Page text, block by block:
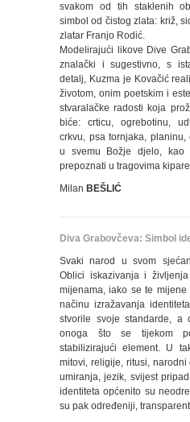
svakom od tih staklenih
simbol od čistog zlata: križ,
zlatar Franjo Rodić.
Modelirajući likove Dive
znalački i sugestivno, s
detalj, Kuzma je Kovačić
životom, onim poetskim i
stvaralačke radosti koja
biće: crticu, ogrebotinu,
crkvu, psa tornjaka, planinu,
u svemu Božje djelo,
prepoznati u tragovima
Milan BEŠLIĆ
Diva Grabovčeva: Simbol
Svaki narod u svom
Oblici iskazivanja i
mijenama, iako se te
načinu izražavanja
stvorile svoje standarde, a
onoga što se tijekom
stabilizirajući element. U
mitovi, religije, ritusi,
umiranja, jezik, svijest
identiteta općenito su
su pak određeniji,